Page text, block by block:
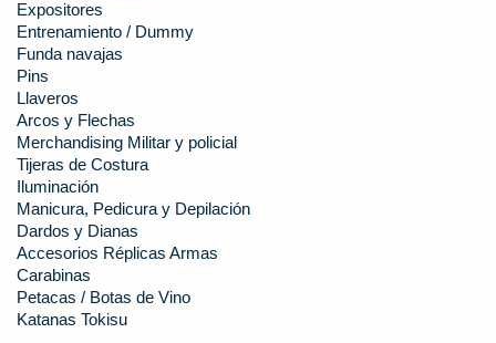
Expositores
Entrenamiento / Dummy
Funda navajas
Pins
Llaveros
Arcos y Flechas
Merchandising Militar y policial
Tijeras de Costura
Iluminación
Manicura, Pedicura y Depilación
Dardos y Dianas
Accesorios Réplicas Armas
Carabinas
Petacas / Botas de Vino
Katanas Tokisu